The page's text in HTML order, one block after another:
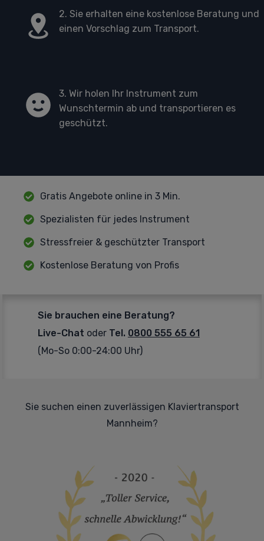
2. Sie erhalten eine kostenlose Beratung und
einen Vorschlag zum Transport.
3. Wir holen Ihr Instrument zum
Wunschtermin ab und transportieren es
geschützt.
Gratis Angebote online in 3 Min.
Spezialisten für jedes Instrument
Stressfreier & geschützter Transport
Kostenlose Beratung von Profis
Sie brauchen eine Beratung?
Live-Chat oderTel. 0800 555 65 61
(Mo-So 0:00-24:00 Uhr)
Sie suchen einen zuverlässigen Klaviertransport
Mannheim?